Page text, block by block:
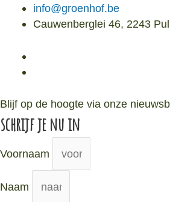
info@groenhof.be
Cauwenberglei 46, 2243
Blijf op de hoogte via onze
schrijf je nu in
Voornaam
Naam